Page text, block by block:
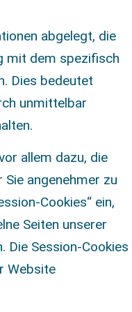
abgelegt, die
mit dem spezifisch
Dies bedeutet
unmittelbar
allem dazu, die
angenehmer zu
Cookies“ ein,
Seiten unserer
Die Session-Cookies
Website